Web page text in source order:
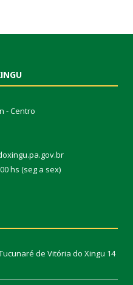
- Centro
hs (seg a sex)
de Vitória do Xingu 14